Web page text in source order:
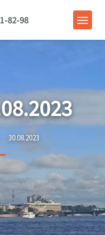
82-98
30.08.2023